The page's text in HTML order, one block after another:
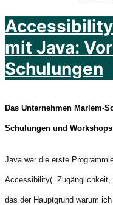
mit Java:
Schulungen
Das Unternehmen Marlem-
Schulungen und
Java war die erste
Accessibility(=Zugänglichkeit,
das der Hauptgrund warum